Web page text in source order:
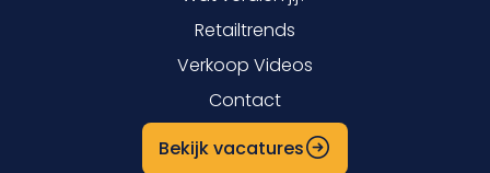
Retailtrends
Verkoop Videos
Contact
Bekijk vacatures